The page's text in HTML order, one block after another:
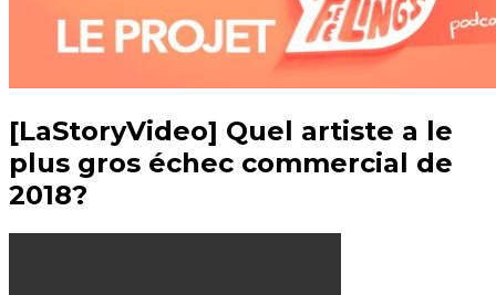
[LaStoryVideo] Quel artiste a le
plus gros échec commercial de
2018?